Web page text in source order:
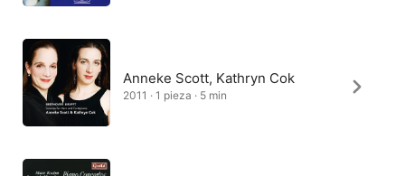
Anneke Scott, Kathryn Cok
2011 · 1 pieza · 5 min